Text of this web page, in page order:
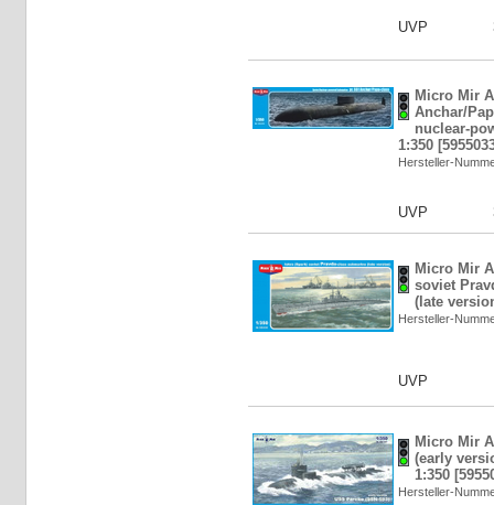
UVP
Micro Mir
Anchar/
nuclear-
1:350
Hersteller-
UVP
Micro Mir
soviet
(late
Hersteller-
UVP
Micro Mir
(early
1:350
Hersteller-